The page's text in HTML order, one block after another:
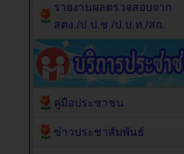
รายงานผลตรวจสอบจาก
สตง./ป.ป.ช./ป.ป.ท./สถ.
คู่มือประชาชน
ข่าวประชาสัมพันธ์